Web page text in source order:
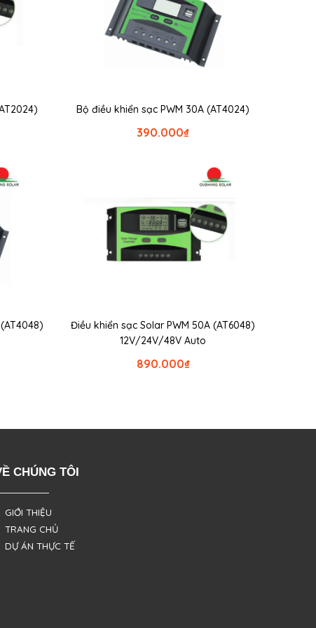
Bộ điều khiển sạc PWM 30A (AT4024)
₫
390.000
Điều khiển sạc Solar PWM 50A (AT6048)
12V/24V/48V Auto
₫
890.000
CHÚNG TÔI
GIỚI THIỆU
TRANG CHỦ
DỰ ÁN THỰC TẾ